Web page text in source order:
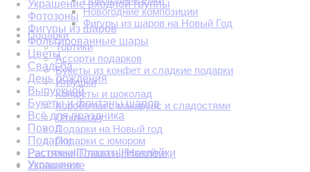
Новогодние композиции
Фигуры из шаров на Новый Год
Подарки
Тортики
Ассорти подарков
Букеты из конфет и сладкие подарки
Игрушки
Конфеты и шоколад
Коробочки с макарунс и сладостями
Открытки
Подарки на Новый год
Подарки с юмором
Растяжки|Плакаты|Наклейки
Украшение
Украшение входной группы
Фотозоны
Фигуры из шаров
Фольгированные шары
Цветы
Свадьба
День рождения
Выпускной
Букеты и фонтаны шаров
Всё для праздника
Повод
Подарки
Растяжки|Плакаты|Наклейки
Украшение